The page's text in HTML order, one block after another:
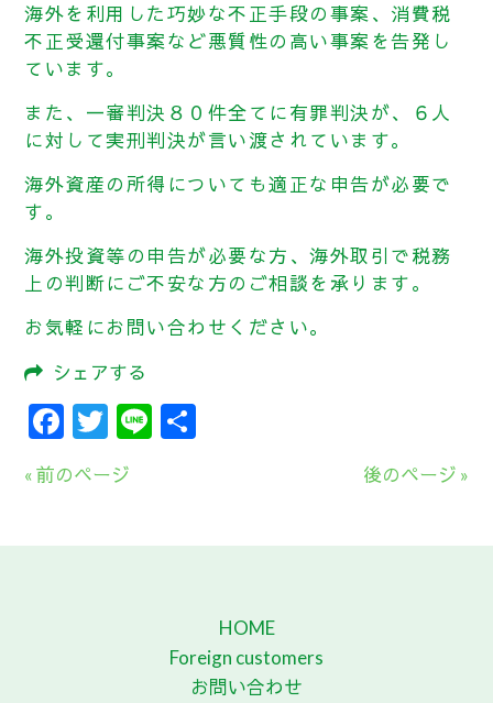
海外を利用した巧妙な不正手段の事案、消費税
不正受還付事案など悪質性の高い事案を告発し
ています。
また、一審判決８０件全てに有罪判決が、６人
に対して実刑判決が言い渡されています。
海外資産の所得についても適正な申告が必要で
す。
海外投資等の申告が必要な方、海外取引で税務
上の判断にご不安な方のご相談を承ります。
お気軽にお問い合わせください。
シェアする
Facebook
Twitter
Line
« 前のページ 後のページ »
HOME
Foreign customers
お問い合わせ